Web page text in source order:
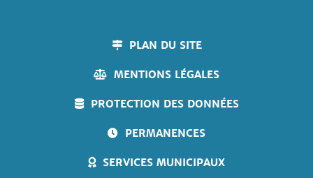
PLAN DU SITE
MENTIONS LÉGALES
PROTECTION DES DONNÉES
PERMANENCES
SERVICES MUNICIPAUX